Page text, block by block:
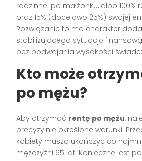
rodzinnej po małżonku, albo 100%
oraz 15% (docelowo 25%) swojej
Rozwiązanie to ma charakter
stabilizującego sytuację
bez podwajania wysokości
Kto może
po mężu?
Aby otrzymać rentę po mężu,
precyzyjnie określone warunki.
kobiety muszą ukończyć co
mężczyźni 65 lat. Konieczne jest